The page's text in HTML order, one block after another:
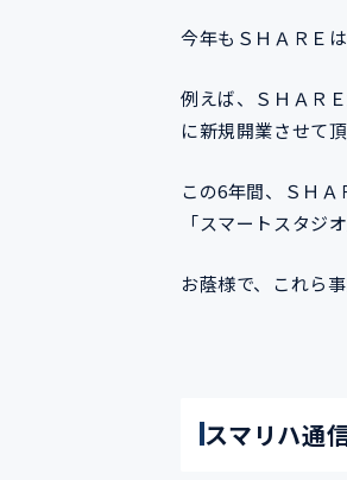
今年もＳＨＡＲＥ
例えば、ＳＨＡＲ
に新規開業させて頂
この6年間、ＳＨ
「スマートスタジ
お蔭様で、これら
スマリハ通